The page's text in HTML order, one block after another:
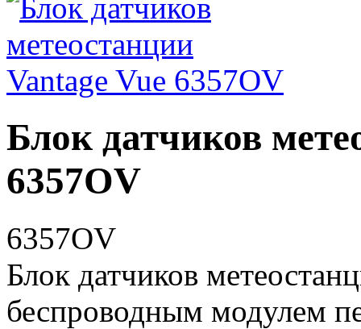
Блок датчиков
6357OV
6357OV
Блок датчиков
беспроводным модулем